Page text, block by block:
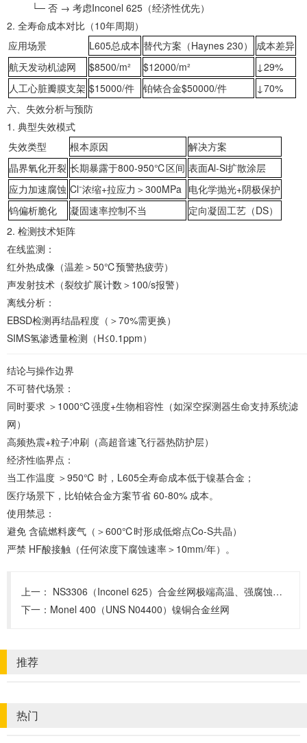
└─ 否 → 考虑Inconel 625（经济性优先）
2. ‌全寿命成本对比（10年周期）‌
应用场景
L605总成本 替代方案（Haynes 230）
成本差异
航天发动机滤网
$8500/m² $12000/m²
↓29%
人工心脏瓣膜支架 $15000/件 铂铱合金$50000/件
↓70%
‌六、失效分析与预防‌
1. ‌典型失效模式‌
失效类型
根本原因
解决方案
‌晶界氧化开裂‌ 长期暴露于800-950℃区间 表面Al-Si扩散涂层
‌应力加速腐蚀‌ Cl⁻浓缩+拉应力＞300MPa 电化学抛光+阴极保护
‌钨偏析脆化‌
凝固速率控制不当
定向凝固工艺（DS）
2. ‌检测技术矩阵‌
‌在线监测‌：
红外热成像（温差＞50℃预警热疲劳）
声发射技术（裂纹扩展计数＞100/s报警）
‌离线分析‌：
EBSD检测再结晶程度（＞70%需更换）
SIMS氢渗透量检测（H≤0.1ppm）
‌结论与操作边界‌
‌不可替代场景‌：
同时要求 ‌＞1000℃强度+生物相容性‌（如深空探测器生命支持系统滤
网）
‌高频热震+粒子冲刷‌（高超音速飞行器热防护层）
‌经济性临界点‌：
当工作温度 ‌＞950℃‌ 时，L605全寿命成本低于镍基合金；
医疗场景下，比铂铱合金方案节省 ‌60-80%‌ 成本。
‌使用禁忌‌：
避免 ‌含硫燃料废气‌（＞600℃时形成低熔点Co-S共晶）
严禁 ‌HF酸接触‌（任何浓度下腐蚀速率＞10mm/年）。
上一： ‌NS3306（Inconel 625）合金丝网‌极端高温、强腐蚀及复杂应力环境‌下的独特性能
下一： ‌Monel 400（UNS N04400）镍铜合金丝网
推荐
热门